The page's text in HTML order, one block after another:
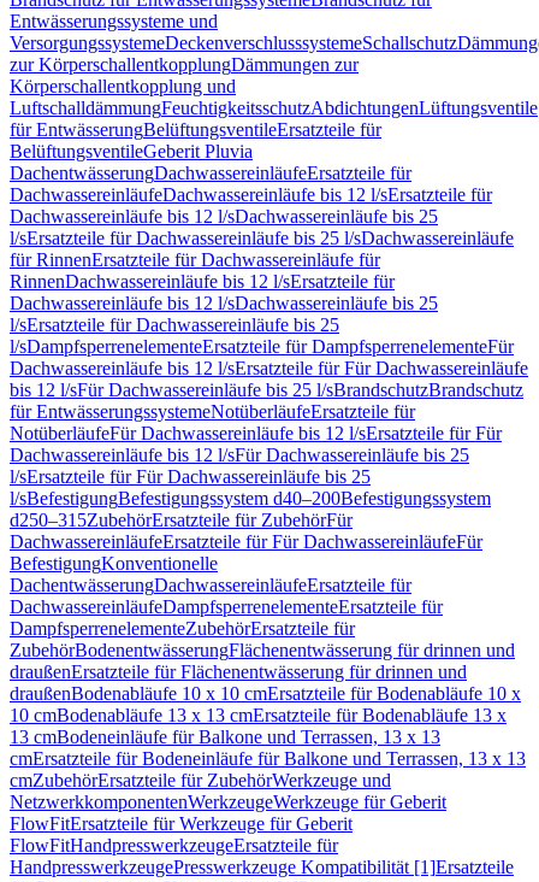
Entwässerungssysteme und
VersorgungssystemeDeckenverschlusssystemeSchallschutz
zur KörperschallentkopplungDämmungen zur
Körperschallentkopplung und
LuftschalldämmungFeuchtigkeitsschutzAbdichtungenLüftungsventile
für EntwässerungBelüftungsventileErsatzteile für
BelüftungsventileGeberit Pluvia
DachentwässerungDachwassereinläufeErsatzteile für
DachwassereinläufeDachwassereinläufe bis 12 l/sErsatzteile für
Dachwassereinläufe bis 12 l/sDachwassereinläufe bis 25
l/sErsatzteile für Dachwassereinläufe bis 25 l/sDachwassereinläufe
für RinnenErsatzteile für Dachwassereinläufe für
RinnenDachwassereinläufe bis 12 l/sErsatzteile für
Dachwassereinläufe bis 12 l/sDachwassereinläufe bis 25
l/sErsatzteile für Dachwassereinläufe bis 25
l/sDampfsperrenelementeErsatzteile für DampfsperrenelementeFür
Dachwassereinläufe bis 12 l/sErsatzteile für Für Dachwassereinläufe
bis 12 l/sFür Dachwassereinläufe bis 25 l/sBrandschutzBrandschutz
für EntwässerungssystemeNotüberläufeErsatzteile für
NotüberläufeFür Dachwassereinläufe bis 12 l/sErsatzteile für Für
Dachwassereinläufe bis 12 l/sFür Dachwassereinläufe bis 25
l/sErsatzteile für Für Dachwassereinläufe bis 25
l/sBefestigungBefestigungssystem d40–200Befestigungssystem
d250–315ZubehörErsatzteile für ZubehörFür
DachwassereinläufeErsatzteile für Für DachwassereinläufeFür
BefestigungKonventionelle
DachentwässerungDachwassereinläufeErsatzteile für
DachwassereinläufeDampfsperrenelementeErsatzteile für
DampfsperrenelementeZubehörErsatzteile für
ZubehörBodenentwässerungFlächenentwässerung für drinnen und
draußenErsatzteile für Flächenentwässerung für drinnen und
draußenBodenabläufe 10 x 10 cmErsatzteile für Bodenabläufe 10 x
10 cmBodenabläufe 13 x 13 cmErsatzteile für Bodenabläufe 13 x
13 cmBodeneinläufe für Balkone und Terrassen, 13 x 13
cmErsatzteile für Bodeneinläufe für Balkone und Terrassen, 13 x 13
cmZubehörErsatzteile für ZubehörWerkzeuge und
NetzwerkkomponentenWerkzeugeWerkzeuge für Geberit
FlowFitErsatzteile für Werkzeuge für Geberit
FlowFitHandpresswerkzeugeErsatzteile für
HandpresswerkzeugePresswerkzeuge Kompatibilität [1]Ersatzteile